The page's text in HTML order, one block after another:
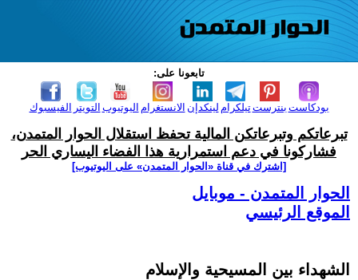
تابعونا على:
الفيسبوك التويتر اليوتيوب الانستغرام لينكدإن تيلكرامبنترست بودكاست
تبرعاتكم وتبرعاتكن المالية تحفظ استقلال الحوار المتمدن،
فشاركونا في دعم استمرارية هذا الفضاء اليساري الحر
[اشترك في قناة ‫«الحوار المتمدن» على اليوتيوب]
الحوار المتمدن - موبايل
الموقع الرئيسي
الشهداء بين المسيحية والإسلام